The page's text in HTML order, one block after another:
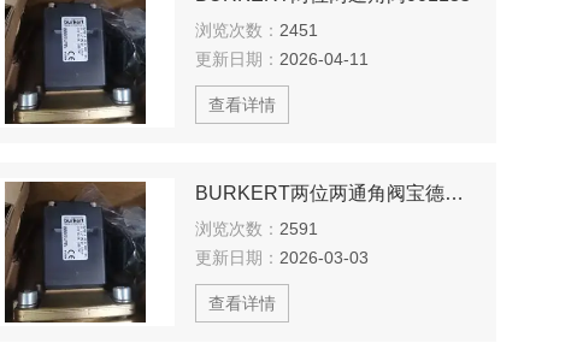
浏览次数： 2451
更新日期： 2026-04-11
查看详情
BURKERT两位两通角阀宝德现货
浏览次数： 2591
更新日期： 2026-03-03
查看详情